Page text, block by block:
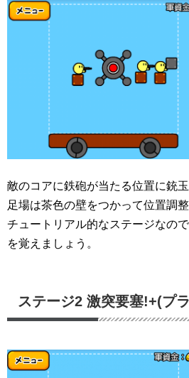
敵のコアに鉄砲が当たる位置に銃玉
足場は茶色の壁をつかって位置調整
チュートリアル的なステージなの
を覚えましょう。
ステージ2 激突要塞!+(プ